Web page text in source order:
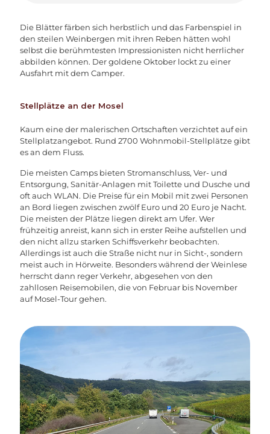
Die Blätter färben sich herbstlich und das Farbenspiel in
den steilen Weinbergen mit ihren Reben hätten wohl
selbst die berühmtesten Impressionisten nicht herrlicher
abbilden können. Der goldene Oktober lockt zu einer
Ausfahrt mit dem Camper.
Stellplätze an der Mosel
Kaum eine der malerischen Ortschaften verzichtet auf ein
Stellplatzangebot. Rund 2700 Wohnmobil-Stellplätze gibt
es an dem Fluss.
Die meisten Camps bieten Stromanschluss, Ver- und
Entsorgung, Sanitär-Anlagen mit Toilette und Dusche und
oft auch WLAN. Die Preise für ein Mobil mit zwei Personen
an Bord liegen zwischen zwölf Euro und 20 Euro je Nacht.
Die meisten der Plätze liegen direkt am Ufer. Wer
frühzeitig anreist, kann sich in erster Reihe aufstellen und
den nicht allzu starken Schiffsverkehr beobachten.
Allerdings ist auch die Straße nicht nur in Sicht-, sondern
meist auch in Hörweite. Besonders während der Weinlese
herrscht dann reger Verkehr, abgesehen von den
zahllosen Reisemobilen, die von Februar bis November
auf Mosel-Tour gehen.